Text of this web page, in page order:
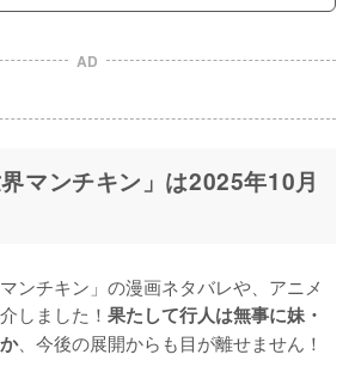
AD
マンチキン」は2025年10月
ンチキン」の漫画ネタバレや、アニメ
しました！ 果たして行人は無事に妹・
、今後の展開からも目が離せません！